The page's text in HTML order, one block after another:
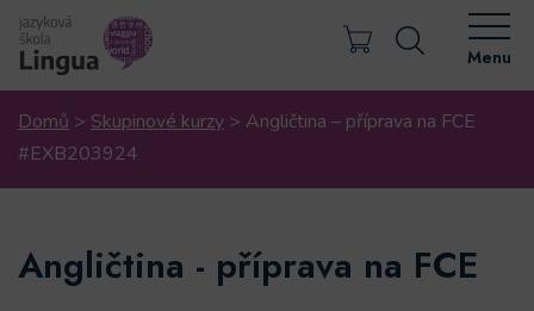
Menu
Domů > Skupinové kurzy > Angličtina – příprava na FCE
#EXB203924
Angličtina - příprava na FCE